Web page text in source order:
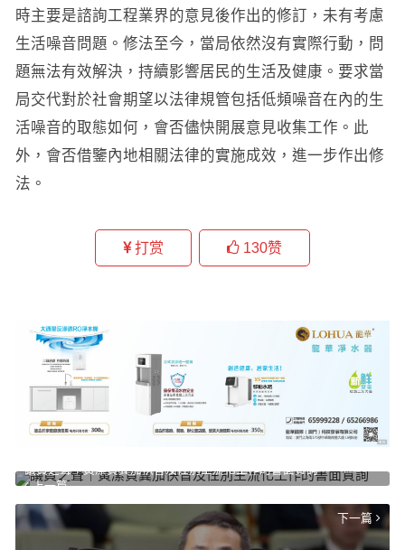
時主要是諮詢工程業界的意見後作出的修訂，未有考慮
生活噪音問題。修法至今，當局依然沒有實際行動，問
題無法有效解決，持續影響居民的生活及健康。要求當
局交代對於社會期望以法律規管包括低頻噪音在內的生
活噪音的取態如何，會否儘快開展意見收集工作。此
外，會否借鑒內地相關法律的實施成效，進一步作出修
法。
打赏 130赞
上一篇
議員之聲｜黃潔貞冀加快普及性別主流化工作的書面質詢
下一篇